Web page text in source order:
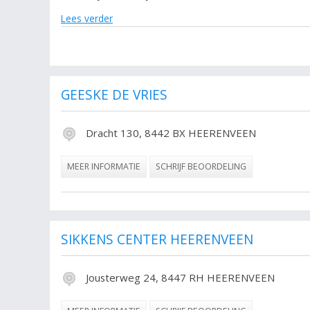
Onderstaande items zijn gerelateerd aan kleding
Heerenveen aan voor onder andere de
Lees verder
GEESKE DE VRIES
Dracht 130, 8442 BX HEERENVEEN
MEER INFORMATIE SCHRIJF BEOORDELING
SIKKENS CENTER HEERENVEEN
Jousterweg 24, 8447 RH HEERENVEEN